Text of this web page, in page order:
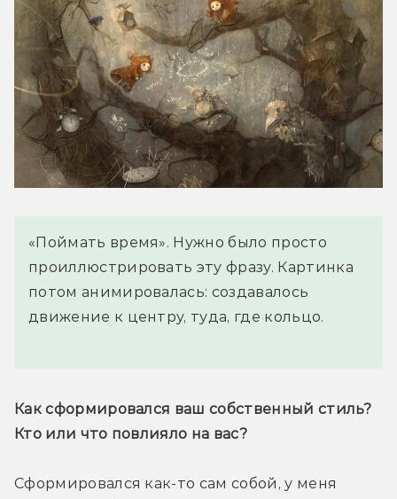
«Поймать время». Нужно было просто
проиллюстрировать эту фразу. Картинка
потом анимировалась: создавалось
движение к центру, туда, где кольцо.
Как сформировался ваш собственный стиль?
Кто или что повлияло на вас?
Сформировался как-то сам собой, у меня